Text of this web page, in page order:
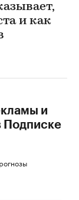
и как
и
Подписке